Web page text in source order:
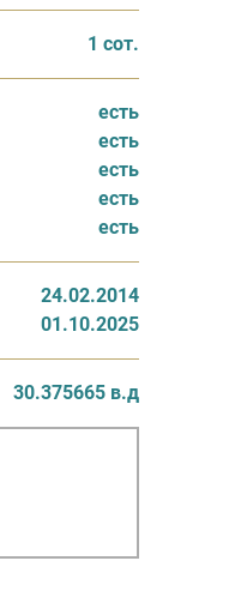
1 сот.
есть
есть
есть
есть
есть
24.02.2014
01.10.2025
30.375665 в.д